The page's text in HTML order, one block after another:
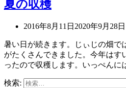
夏の収穫
2016年8月11日 2020年9月28日
暑い日が続きます。じぃじの畑で
がたくさんできました。今年はす
ったので収穫します。いっぺんに
検索: